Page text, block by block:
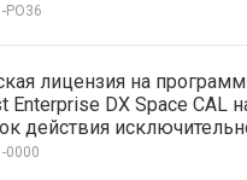
PO36
лицензия на
Enterprise DX Space CAL
действия
0000